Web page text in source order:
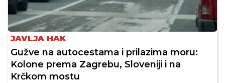
JAVLJA HAK
Gužve na autocestama i prilazima moru:
Kolone prema Zagrebu, Sloveniji i na
Krčkom mostu